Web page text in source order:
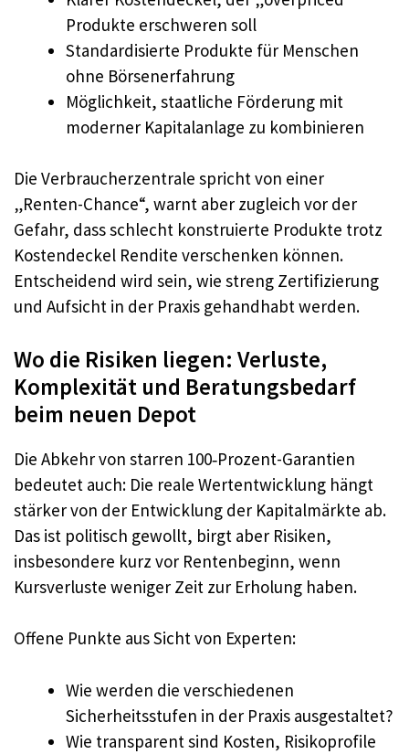
Produkte erschweren soll
Standardisierte Produkte für Menschen
ohne Börsenerfahrung
Möglichkeit, staatliche Förderung mit
moderner Kapitalanlage zu kombinieren
Die Verbraucherzentrale spricht von einer
„Renten-Chance“, warnt aber zugleich vor der
Gefahr, dass schlecht konstruierte Produkte trotz
Kostendeckel Rendite verschenken können.
Entscheidend wird sein, wie streng Zertifizierung
und Aufsicht in der Praxis gehandhabt werden.
Wo die Risiken liegen: Verluste,
Komplexität und Beratungsbedarf
beim neuen Depot
Die Abkehr von starren 100‑Prozent-Garantien
bedeutet auch: Die reale Wertentwicklung hängt
stärker von der Entwicklung der Kapitalmärkte ab.
Das ist politisch gewollt, birgt aber Risiken,
insbesondere kurz vor Rentenbeginn, wenn
Kursverluste weniger Zeit zur Erholung haben.
Offene Punkte aus Sicht von Experten:
Wie werden die verschiedenen
Sicherheitsstufen in der Praxis ausgestaltet?
Wie transparent sind Kosten, Risikoprofile